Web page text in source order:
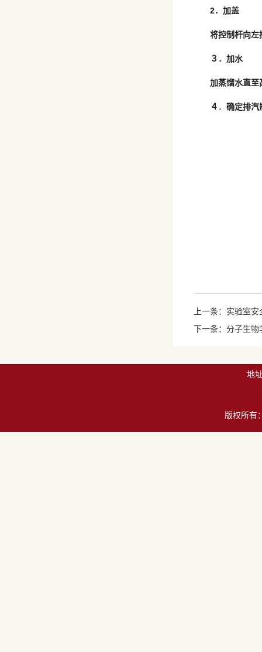
2．加盖
将控制杆向左
３．加水
加蒸馏水直至
４ ． 确定排汽
上一条：实验室
下一条：分子生物
地
版权所有